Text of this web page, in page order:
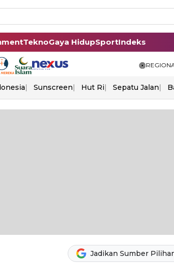
TeknoGaya HidupSportIndeks
Sunscreen Hut Ri Sepatu Jalan
Jadikan Sumber